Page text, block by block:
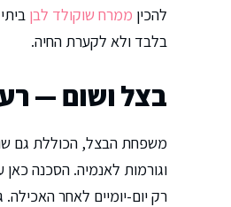
להכין ממרח שוקולד לבן
בלבד ולא לקערת החיה.
בצל ושום —
משפחת הבצל, הכוללת גם
וגורמות לאנמיה. הסכנה
רק יום-יומיים לאחר